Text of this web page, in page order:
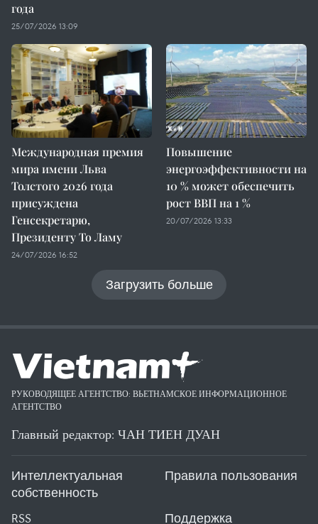
года
25/07/2026 13:09
Международная премия
мира имени Льва
Толстого 2026 года
присуждена
Генсекретарю,
Президенту То Ламу
24/07/2026 16:52
Повышение
энергоэффективности на
10 % может обеспечить
рост ВВП на 1 %
20/07/2026 13:33
Загрузить больше
РУКОВОДЯЩЕЕ АГЕНТСТВО: ВЬЕТНАМСКОЕ ИНФОРМАЦИОННОЕ
АГЕНТСТВО
Главный редактор: ЧАН ТИЕН ДУАН
Интеллектуальная
собственность
Правила пользования
RSS Поддержка